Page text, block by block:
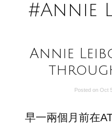
#Annie
Annie
Posted on Oct
早一兩個月前在